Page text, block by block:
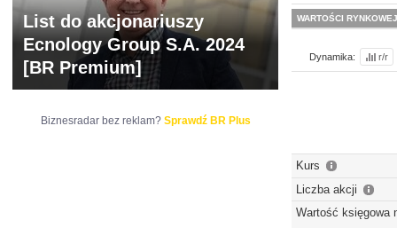
WARTOŚCI RYNKOWEJ
Dynamika: r/r
Kurs
Liczba akcji
Wartość księgowa
List do akcjonariuszy
Ecnology Group S.A. 2024
[BR Premium]
Biznesradar bez reklam? Sprawdź BR Plus